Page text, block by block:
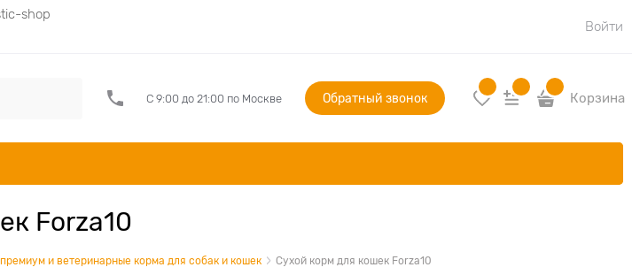
shop
Войти
С 9:00 до 21:00 по Москве Обратный звонок Корзина
Forza10
и ветеринарные корма для собак и кошек Сухой корм для кошек Forza10